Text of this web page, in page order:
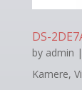
DS-
by admin |
Kamere,